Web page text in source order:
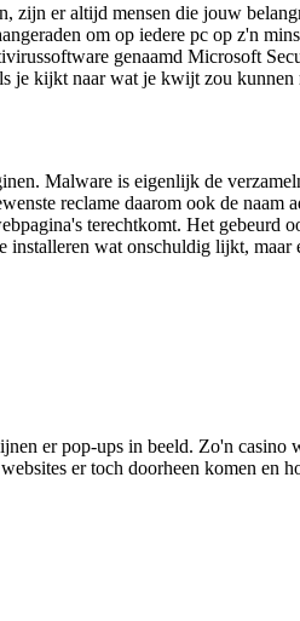
zijn er altijd mensen die jouw
om op iedere pc op z'n
genaamd Microsoft
je kijkt naar wat je kwijt zou kunnen
Malware is eigenlijk de
reclame daarom ook de
terechtkomt. Het gebeurd
wat onschuldig lijkt,
er pop-ups in beeld. Zo'n
er toch doorheen komen en